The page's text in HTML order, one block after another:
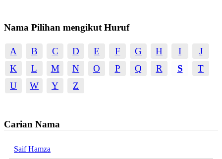
Nama Pilihan mengikut Huruf
A B C D E F G H I
J
K
L M N O P Q R S
T
U
W Y Z
Carian Nama
Saif Hamza